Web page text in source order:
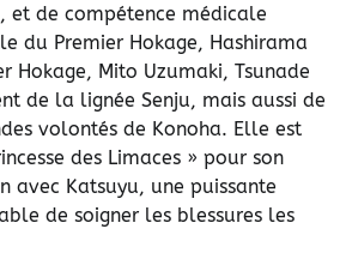
et de compétence médicale
du Premier Hokage, Hashirama
Hokage, Mito Uzumaki, Tsunade
de la lignée Senju, mais aussi de
volontés de Konoha. Elle est
des Limaces » pour son
avec Katsuyu, une puissante
de soigner les blessures les